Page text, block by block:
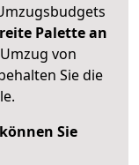
Palette an
von
Sie die
Sie